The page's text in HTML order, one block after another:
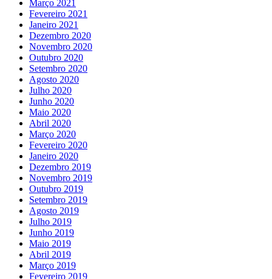
Março 2021
Fevereiro 2021
Janeiro 2021
Dezembro 2020
Novembro 2020
Outubro 2020
Setembro 2020
Agosto 2020
Julho 2020
Junho 2020
Maio 2020
Abril 2020
Março 2020
Fevereiro 2020
Janeiro 2020
Dezembro 2019
Novembro 2019
Outubro 2019
Setembro 2019
Agosto 2019
Julho 2019
Junho 2019
Maio 2019
Abril 2019
Março 2019
Fevereiro 2019